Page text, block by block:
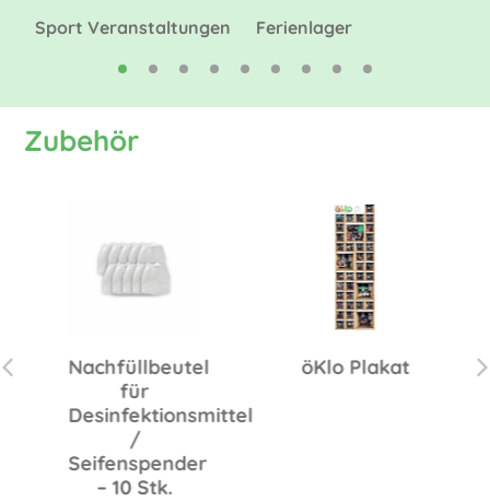
Sport Veranstaltungen Ferienlager
Zubehör
Nachfüllbeutel
für
Desinfektionsmittel
/
Seifenspender
– 10 Stk.
öKlo Plakat